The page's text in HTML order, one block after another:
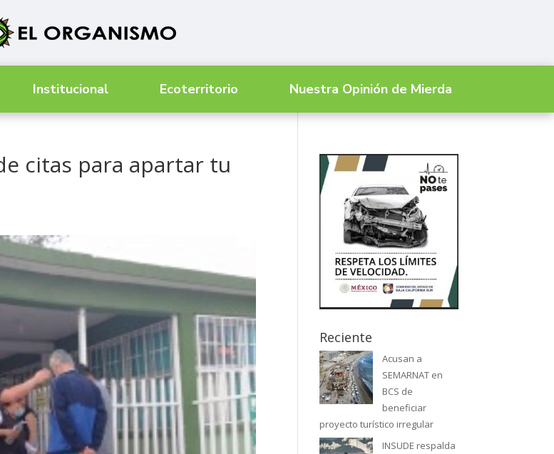
Institucional Ecoterritorio Nuestra Opinión de Mierda
citas para apartar tu
Reciente
Acusan a
SEMARNAT en
BCS de
beneficiar
proyecto turístico irregular
INSUDE respalda